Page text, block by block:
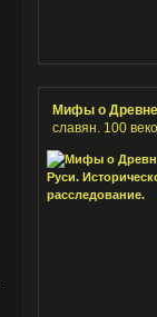
Мифы о
славян. 100